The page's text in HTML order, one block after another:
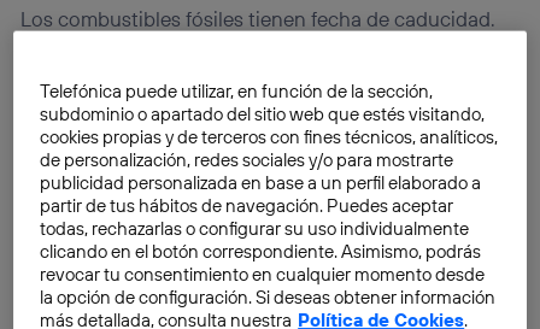
Los combustibles fósiles tienen fecha de caducidad.
carbón está de capa caída, y con razón, respecto a sus
hermanas renovables.
El planeta, y la sociedad humana, dependen de poder
concretaruna transición eficazhacia un tipo de
energía basada en la ecología y en la diversidad de
fuentes. Es necesario habilitar para ello diferentes
cuestiones éticas y legalescon las cuales asentarse
en dicha transición con el fin de poder realizarla de
Telefónica puede utilizar, en función de la sección,
subdominio o apartado del sitio web que estés visitando,
cookies propias y de terceros con fines técnicos, analíticos,
de personalización, redes sociales y/o para mostrarte
publicidad personalizada en base a un perfil elaborado a
partir de tus hábitos de navegación. Puedes aceptar
todas, rechazarlas o configurar su uso individualmente
clicando en el botón correspondiente. Asimismo, podrás
revocar tu consentimiento en cualquier momento desde
la opción de configuración. Si deseas obtener información
más detallada, consulta nuestra Política de Cookies.